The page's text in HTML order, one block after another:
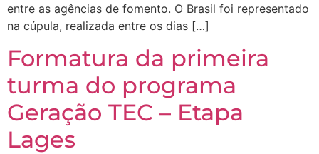
entre as agências de fomento. O Brasil foi representado
na cúpula, realizada entre os dias […]
Formatura da primeira
turma do programa
Geração TEC – Etapa
Lages